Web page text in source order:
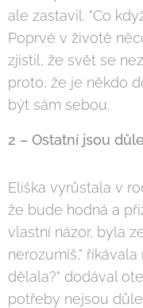
ale zastavil. "Co
Poprvé v životě
zjistil, že svět se
proto, že je někdo
být sám sebou.
2 – Ostatní jsou
Eliška vyrůstala v
že bude hodná a
vlastní názor, byla
nerozumíš,"
dělala?" dodával
potřeby nejsou